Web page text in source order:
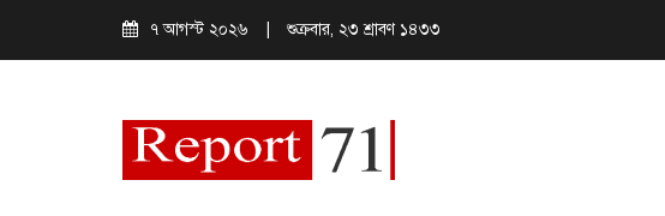
৭ আগস্ট ২০২৬ শুক্রবার, ২৩ শ্রাবণ ১৪৩৩